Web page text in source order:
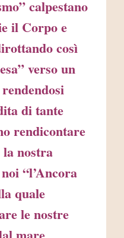
calpestano
il Corpo e
così
verso un
di tante
rendicontare
nostra
“l’Ancora
quale
le nostre